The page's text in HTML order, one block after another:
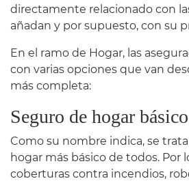
directamente relacionado con
añadan y por supuesto, con su
En el ramo de Hogar, las
con varias opciones que van
más completa:
Seguro de hogar básico
Como su nombre indica, se
hogar más básico de todos. Por
coberturas contra incendios,